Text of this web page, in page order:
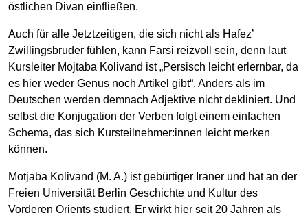
östlichen Divan einfließen.
Auch für alle Jetztzeitigen, die sich nicht als Hafezʼ
Zwillingsbruder fühlen, kann Farsi reizvoll sein, denn laut
Kursleiter Mojtaba Kolivand ist „Persisch leicht erlernbar, da
es hier weder Genus noch Artikel gibt“. Anders als im
Deutschen werden demnach Adjektive nicht dekliniert. Und
selbst die Konjugation der Verben folgt einem einfachen
Schema, das sich Kursteilnehmer:innen leicht merken
können.
Motjaba Kolivand (M. A.) ist gebürtiger Iraner und hat an der
Freien Universität Berlin Geschichte und Kultur des
Vorderen Orients studiert. Er wirkt hier seit 20 Jahren als